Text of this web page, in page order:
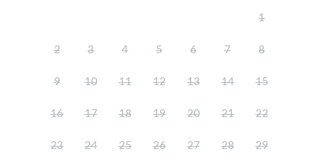
1
2 3 4 5 6 7 8
9 10 11 12 13 14 15
16 17 18 19 20 21 22
23 24 25 26 27 28 29